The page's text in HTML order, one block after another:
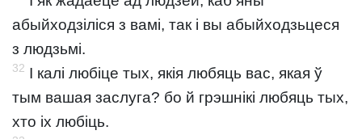
абыйходзіліся з вамі, так і вы абыйходзьцеся
з людзьмі.
32 І калі любіце тых, якія любяць вас, якая ў
тым вашая заслуга? бо й грэшнікі любяць тых,
хто іх любіць.